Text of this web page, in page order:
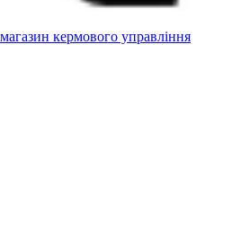
кермового управління